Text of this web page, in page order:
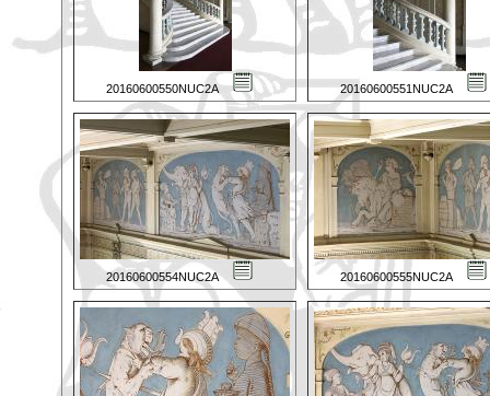
20160600550NUC2A 20160600551NUC2A
20160600554NUC2A 20160600555NUC2A